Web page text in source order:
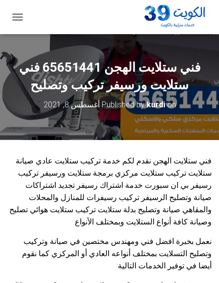
ب
ل
ل
فني ستلايت الهجن 65651441 فني
ستلايت ورسيفر تركيب وتصليح
Published bykurdion أغسطس 8, 2021
فني ستلايت الهجن نقدم لكم خدمة تركيب ستلايت عادي صيانة
ستلايت تركيب ستلايت مركزي برمجة ستلايت ورسيفر تركيب
رسيفر بي ان سبورت خدمة اشتراك رسيفر تجديد اشتراكات
صيانة وتصليح الرسيفر تركيب رسيفرات للمنازل والمحلات
والمقاهي صيانة وتصليح بدلة ستلايت تركيب ستلايت هوائي تصليح
وصيانة كافة أنواع الستلايت وبمختلف الأنواع
نعمل بخبرة افضل فني ومهندس مختصين في صيانة وتركيب
وتصليح التسلايت بمختلف أنواعه العادي أو المركزي كما نقوم
أيضا في توفير الخدمات التالية: